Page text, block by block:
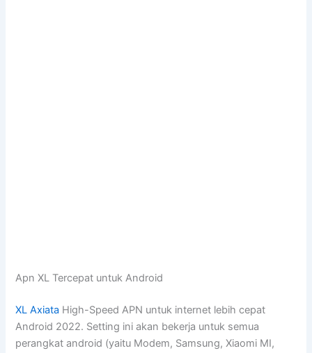
Apn XL Tercepat untuk Android
XL Axiata High-Speed APN untuk internet lebih cepat
Android 2022. Setting ini akan bekerja untuk semua
perangkat android (yaitu Modem, Samsung, Xiaomi MI,